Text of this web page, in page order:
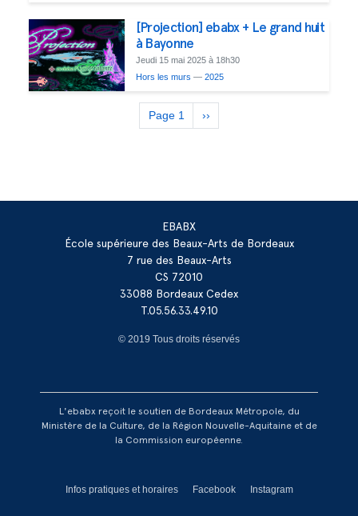
[Projection] ebabx + Le grand huit
à Bayonne
Jeudi 15 mai 2025 à 18h30
Hors les murs — 2025
Pagination
Page 1
Page
suivante
››
EBABX
École supérieure des Beaux-Arts de Bordeaux
7 rue des Beaux-Arts
CS 72010
33088 Bordeaux Cedex
T.05.56.33.49.10
© 2019 Tous droits réservés
L'ebabx reçoit le soutien de Bordeaux Métropole, du
Ministère de la Culture, de la Région Nouvelle-Aquitaine et de
la Commission européenne.
Réseaux footer
Infos pratiques et horaires Facebook Instagram